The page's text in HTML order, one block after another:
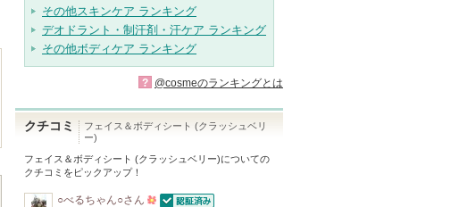
その他スキンケア ランキング
デオドラント・制汗剤・汗ケア ランキング
その他ボディケア ランキング
? @cosmeのランキングとは
クチコミ
フェイス＆ボディシート (クラッシュベリ
ー)
フェイス＆ボディシート (クラッシュベリー)についての
クチコミをピックアップ！
○べるちゃん○さん